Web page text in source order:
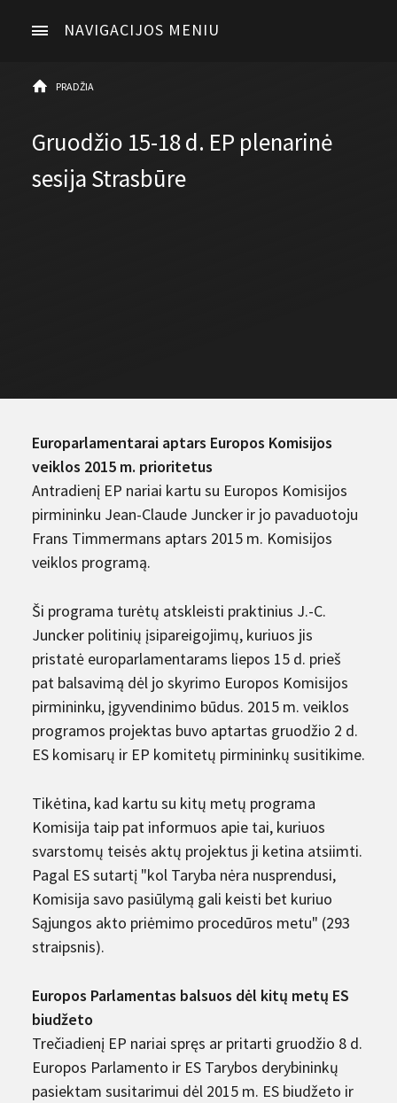
NAVIGACIJOS MENIU
PRADŽIA
Gruodžio 15-18 d. EP plenarinė
sesija Strasbūre
Europarlamentarai aptars Europos Komisijos
veiklos 2015 m. prioritetus
Antradienį EP nariai kartu su Europos Komisijos
pirmininku Jean-Claude Juncker ir jo pavaduotoju
Frans Timmermans aptars 2015 m. Komisijos
veiklos programą.
Ši programa turėtų atskleisti praktinius J.-C.
Juncker politinių įsipareigojimų, kuriuos jis
pristatė europarlamentarams liepos 15 d. prieš
pat balsavimą dėl jo skyrimo Europos Komisijos
pirmininku, įgyvendinimo būdus. 2015 m. veiklos
programos projektas buvo aptartas gruodžio 2 d.
ES komisarų ir EP komitetų pirmininkų susitikime.
Tikėtina, kad kartu su kitų metų programa
Komisija taip pat informuos apie tai, kuriuos
svarstomų teisės aktų projektus ji ketina atsiimti.
Pagal ES sutartį "kol Taryba nėra nusprendusi,
Komisija savo pasiūlymą gali keisti bet kuriuo
Sąjungos akto priėmimo procedūros metu" (293
straipsnis).
Europos Parlamentas balsuos dėl kitų metų ES
biudžeto
Trečiadienį EP nariai spręs ar pritarti gruodžio 8 d.
Europos Parlamento ir ES Tarybos derybininkų
pasiektam susitarimui dėl 2015 m. ES biudžeto ir